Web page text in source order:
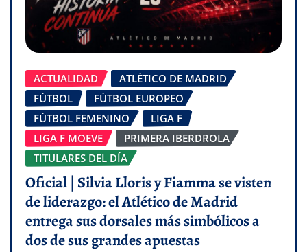
ACTUALIDAD
ATLÉTICO DE MADRID
FÚTBOL
FÚTBOL EUROPEO
FÚTBOL FEMENINO
LIGA F
LIGA F MOEVE
PRIMERA IBERDROLA
TITULARES DEL DÍA
Oficial | Silvia Lloris y Fiamma se visten
de liderazgo: el Atlético de Madrid
entrega sus dorsales más simbólicos a
dos de sus grandes apuestas